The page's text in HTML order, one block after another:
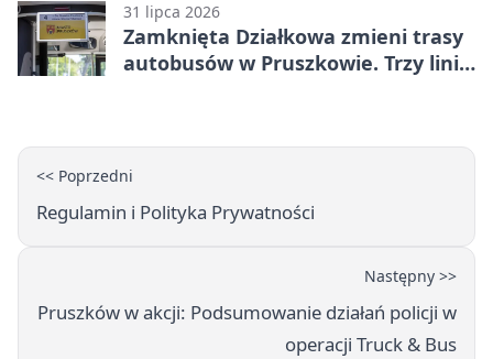
31 lipca 2026
Zamknięta Działkowa zmieni trasy
autobusów w Pruszkowie. Trzy linie
<< Poprzedni
Regulamin i Polityka Prywatności
Następny >>
Pruszków w akcji: Podsumowanie działań policji w
operacji Truck & Bus